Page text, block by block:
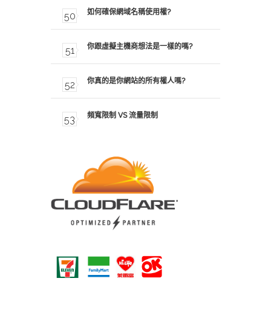
如何確保網域名稱使用權?
你跟虛擬主機商想法是一樣的嗎?
你真的是你網站的所有權人嗎?
頻寬限制 VS 流量限制